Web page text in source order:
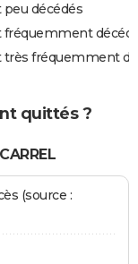
décédés
fréquemment
très fréquemment
quittés ?
(source :